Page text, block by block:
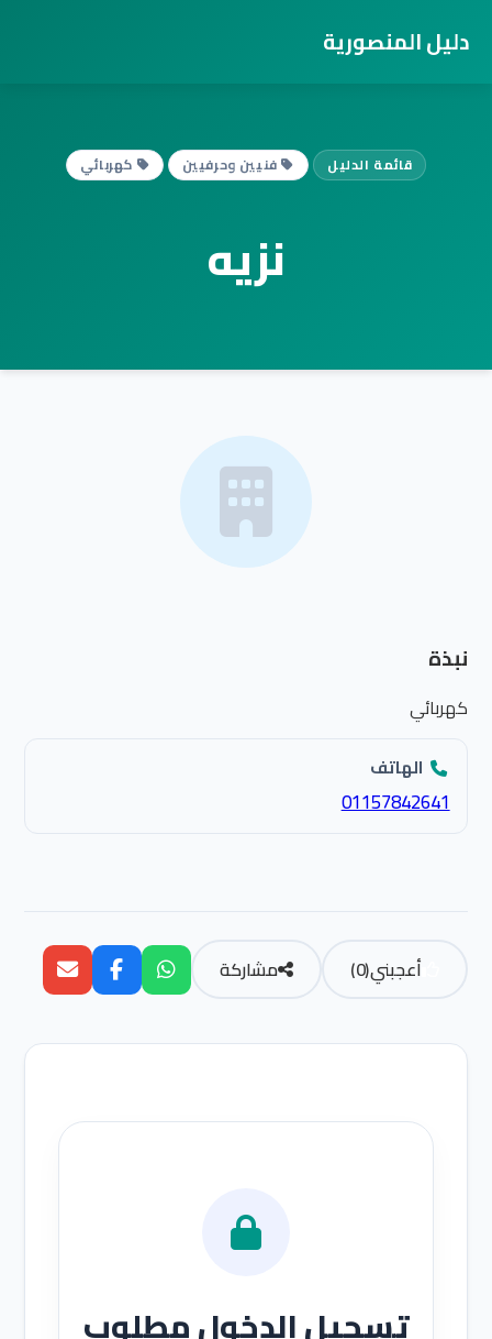
دليل المنصورية
قائمة الدليل فنيين وحرفيين كهربائي
نزيه
نبذة
كهربائي
الهاتف
01157842641
أعجبني(
0
) مشاركة
تسجيل الدخول مطلوب